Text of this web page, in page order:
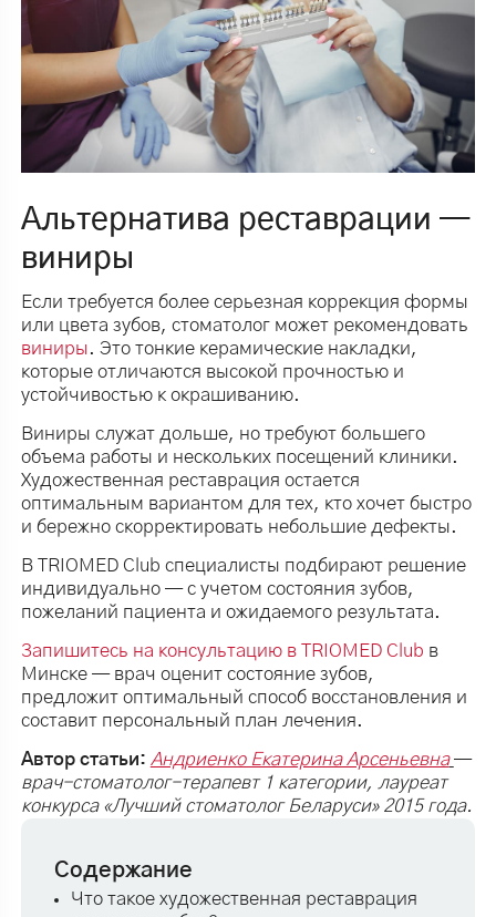
Альтернатива реставрации —
виниры
Если требуется более серьезная коррекция формы
или цвета зубов, стоматолог может рекомендовать
виниры. Это тонкие керамические накладки,
которые отличаются высокой прочностью и
устойчивостью к окрашиванию.
Виниры служат дольше, но требуют большего
объема работы и нескольких посещений клиники.
Художественная реставрация остается
оптимальным вариантом для тех, кто хочет быстро
и бережно скорректировать небольшие дефекты.
В TRIOMED Club специалисты подбирают решение
индивидуально — с учетом состояния зубов,
пожеланий пациента и ожидаемого результата.
Запишитесь на консультацию в TRIOMED Club в
Минске — врач оценит состояние зубов,
предложит оптимальный способ восстановления и
составит персональный план лечения.
Автор статьи: Андриенко Екатерина Арсеньевна —
врач-стоматолог-терапевт 1 категории, лауреат
конкурса «Лучший стоматолог Беларуси» 2015 года.
Содержание
Что такое художественная реставрация